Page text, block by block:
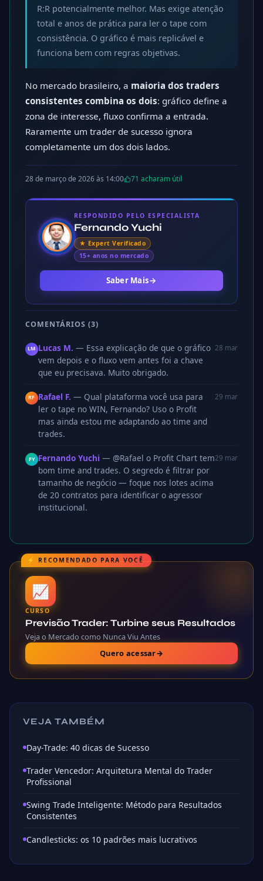
R:R potencialmente melhor. Mas exige atenção
total e anos de prática para ler o tape com
consistência. O gráfico é mais replicável e
funciona bem com regras objetivas.
No mercado brasileiro, a maioria dos traders
consistentes combina os dois: gráfico define a
zona de interesse, fluxo confirma a entrada.
Raramente um trader de sucesso ignora
completamente um dos dois lados.
28 de março de 2026 às 14:00 71 acharam útil
RESPONDIDO PELO ESPECIALISTA
Fernando Yuchi
★ Expert Verificado
15+ anos no mercado
Trader desde 2016, especializado em day trade no
Ver perfil completo
Saber Mais→
COMENTÁRIOS (3)
LM Lucas M. — Essa explicação de que o gráfico
vem depois e o fluxo vem antes foi a chave
que eu precisava. Muito obrigado.
28 mar
RF Rafael F. — Qual plataforma você usa para
ler o tape no WIN, Fernando? Uso o Profit
mas ainda estou me adaptando ao time and
trades.
29 mar
FY Fernando Yuchi — @Rafael o Profit Chart tem
bom time and trades. O segredo é filtrar por
tamanho de negócio — foque nos lotes acima
de 20 contratos para identificar o agressor
institucional.
29 mar
⚡ RECOMENDADO PARA VOCÊ
📈
CURSO
Previsão Trader: Turbine seus Resultados
Veja o Mercado como Nunca Viu Antes
Quero acessar→
VEJA TAMBÉM
Day-Trade: 40 dicas de Sucesso
Trader Vencedor: Arquitetura Mental do Trader
Profissional
Swing Trade Inteligente: Método para Resultados
Consistentes
Candlesticks: os 10 padrões mais lucrativos